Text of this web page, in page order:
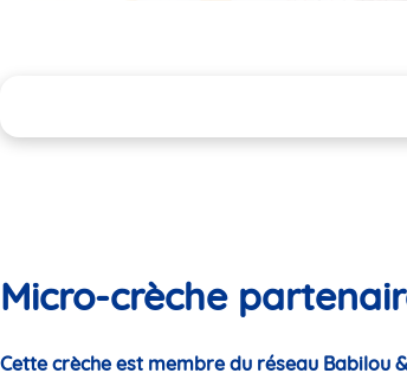
Micro-crèche
Cette crèche est membre du réseau Babilou